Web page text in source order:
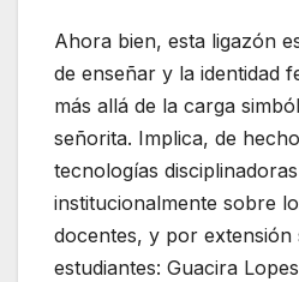
Ahora bien, esta ligazón
de enseñar y la identidad
más allá de la carga
señorita. Implica, de
tecnologías
institucionalmente sobre
docentes, y por extensión
estudiantes: Guacira